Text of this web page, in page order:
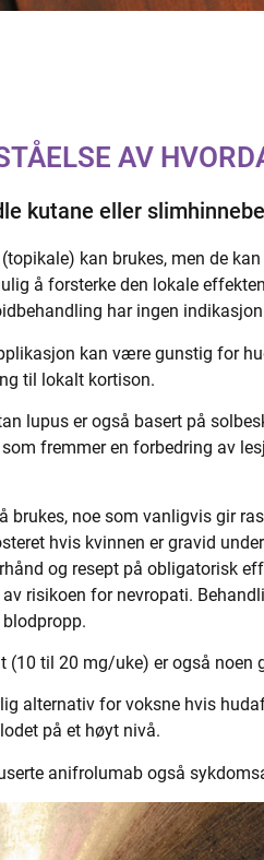
AV
kutane eller
kan brukes, men de
å forsterke den lokale
har ingen
kan være gunstig for
til lokalt kortison.
lupus er også basert på
fremmer en forbedring av
brukes, noe som vanligvis gir
hvis kvinnen er gravid
og resept på obligatorisk
risikoen for nevropati.
(10 til 20 mg/uke) er også noen
alternativ for voksne hvis
på et høyt nivå.
anifrolumab også